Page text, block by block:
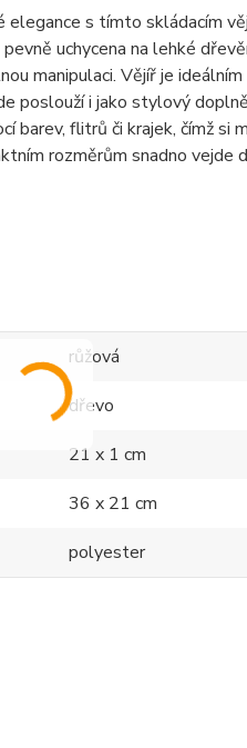
s tímto skládacím
uchycena na lehké
manipulaci. Vějíř je
poslouží i jako stylový
barev, flitrů či krajek, čímž
rozměrům snadno
růžová
dřevo
21 x 1 cm
36 x 21 cm
polyester